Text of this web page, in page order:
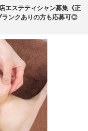
エステティシャン募集《正
ランクありの方も応募可◎